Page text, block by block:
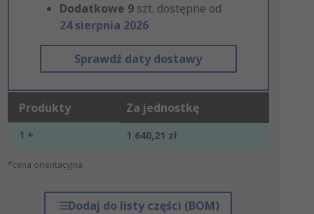
Dodatkowe 9 szt. dostępne od
24 sierpnia 2026
Sprawdź daty dostawy
Produkty Za jednostkę
1 + 1 640,21 zł
*cena orientacyjna
Dodaj do listy części (BOM)